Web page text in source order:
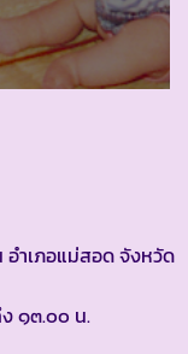
ำเภอแม่สอด จังหวัด
ง ๑๓.๐๐ น.